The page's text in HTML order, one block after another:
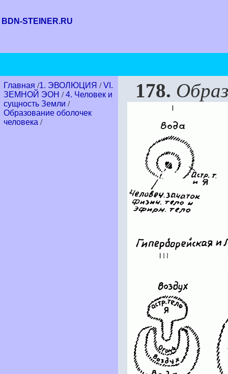
BDN-STEINER.RU
Главная /1. ЭВОЛЮЦИЯ /VI.
ЗЕМНОЙ ЭОН /4. Человек и
сущность Земли /
Образование оболочек
человека /
178.